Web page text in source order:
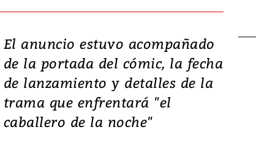
El anuncio estuvo acompañado
de la portada del cómic, la fecha
de lanzamiento y detalles de la
trama que enfrentará "el
caballero de la noche"
Video, Japón: Terremoto
deja heridos y graves
daños en Kumamoto